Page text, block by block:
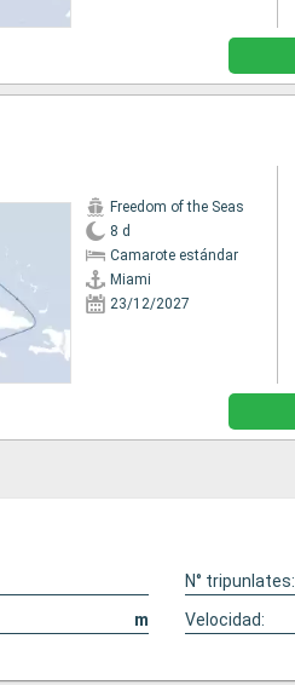
Freedom of the Seas
8 d
Camarote estándar
Miami
23/12/2027
N° tripunlates:
m Velocidad: